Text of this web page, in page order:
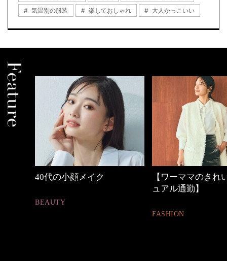
気温別の服装
楽しておしゃれ 大人かっこいい
40代の小顔メイク
BEAUTY
【ワーママのきれ
ュアル通勤】
FASHION